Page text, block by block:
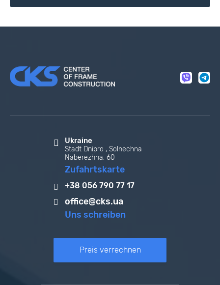
Ukraine
Stadt Dnipro , Solnechna
Naberezhna, 60
Zufahrtskarte
+38 056 790 77 17
office@cks.ua
Uns schreiben
Preis verrechnen